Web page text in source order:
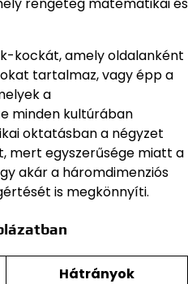
rengeteg matematikai és
kockát, amely oldalanként
tartalmaz, vagy épp a
a
minden kultúrában
oktatásban a négyzet
mert egyszerűsége miatt a
akár a háromdimenziós
is megkönnyíti.
Hátrányok